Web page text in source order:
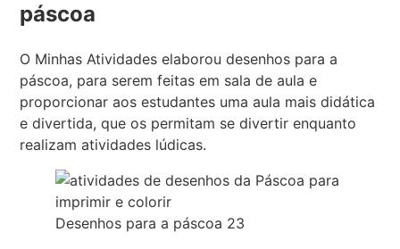
páscoa
O Minhas Atividades elaborou desenhos para a
páscoa, para serem feitas em sala de aula e
proporcionar aos estudantes uma aula mais didática
e divertida, que os permitam se divertir enquanto
realizam atividades lúdicas.
Desenhos para a páscoa 23